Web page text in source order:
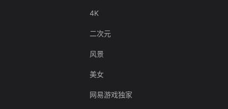
4K
二次元
风景
美女
网易游戏独家